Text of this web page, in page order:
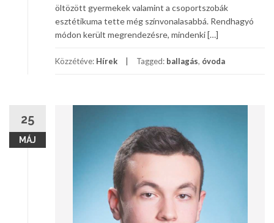
öltözött gyermekek valamint a csoportszobák
esztétikuma tette még színvonalasabbá. Rendhagyó
módon került megrendezésre, mindenki […]
Közzétéve: Hírek Tagged: ballagás, óvoda
25
MÁJ